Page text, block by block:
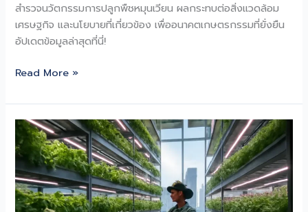
สำรวจนวัตกรรมการปลูกพืชหมุนเวียน ผลกระทบต่อสิ่งแวดล้อม
เศรษฐกิจ และนโยบายที่เกี่ยวข้อง เพื่ออนาคตเกษตรกรรมที่ยั่งยืน
อัปเดตข้อมูลล่าสุดที่นี่!
ปฏิวัติ
พืช
หมุนเวียน
เพื่อ
โลก
ยั่งยืน
อัปเดต
ล่าสุด
Read More »